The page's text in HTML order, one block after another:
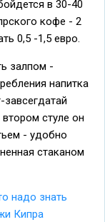
в 30-40
кофе - 2
0,5 -1,5 евро.
залпом -
напитка
завсегдатай
стуле он
- удобно
стаканом
надо знать
Кипра